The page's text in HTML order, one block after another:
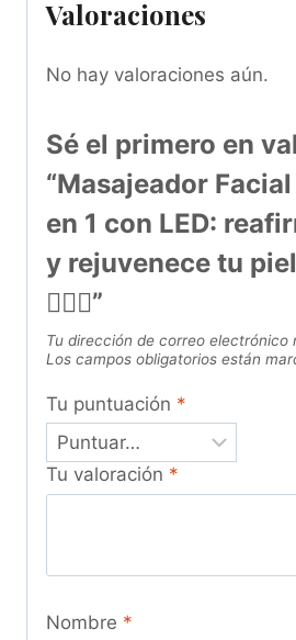
Valoraciones
No hay valoraciones aún.
Sé el primero en
“Masajeador
en 1 con LED:
y rejuvenece tu
💆‍♀️✨”
Tu dirección de correo electrónico
Los campos obligatorios están
Tu puntuación *
Tu valoración *
Nombre *